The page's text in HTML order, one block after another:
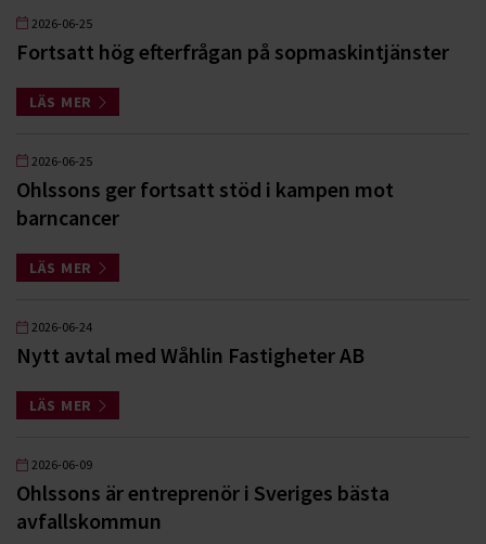
2026-06-25
Fortsatt hög efterfrågan på sopmaskintjänster
LÄS MER
2026-06-25
Ohlssons ger fortsatt stöd i kampen mot
barncancer
LÄS MER
2026-06-24
Nytt avtal med Wåhlin Fastigheter AB
LÄS MER
2026-06-09
Ohlssons är entreprenör i Sveriges bästa
avfallskommun